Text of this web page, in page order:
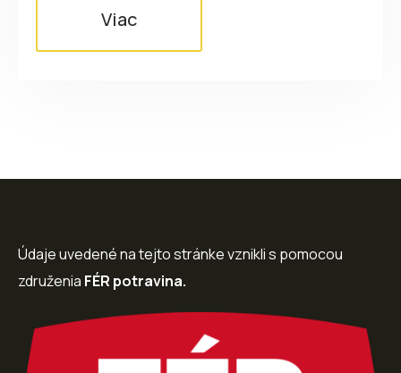
Viac
Údaje uvedené na tejto stránke vznikli s pomocou
združenia FÉR potravina.